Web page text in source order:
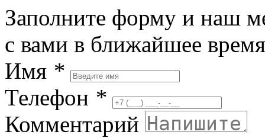
Заполните форму и наш
с вами в ближайшее время
Имя *
Телефон *
Комментарий